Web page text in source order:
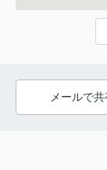
メールで